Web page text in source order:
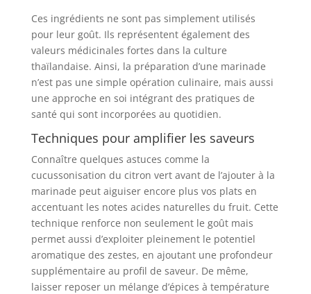
Ces ingrédients ne sont pas simplement utilisés
pour leur goût. Ils représentent également des
valeurs médicinales fortes dans la culture
thaïlandaise. Ainsi, la préparation d’une marinade
n’est pas une simple opération culinaire, mais aussi
une approche en soi intégrant des pratiques de
santé qui sont incorporées au quotidien.
Techniques pour amplifier les saveurs
Connaître quelques astuces comme la
cucussonisation du citron vert avant de l’ajouter à la
marinade peut aiguiser encore plus vos plats en
accentuant les notes acides naturelles du fruit. Cette
technique renforce non seulement le goût mais
permet aussi d’exploiter pleinement le potentiel
aromatique des zestes, en ajoutant une profondeur
supplémentaire au profil de saveur. De même,
laisser reposer un mélange d’épices à température